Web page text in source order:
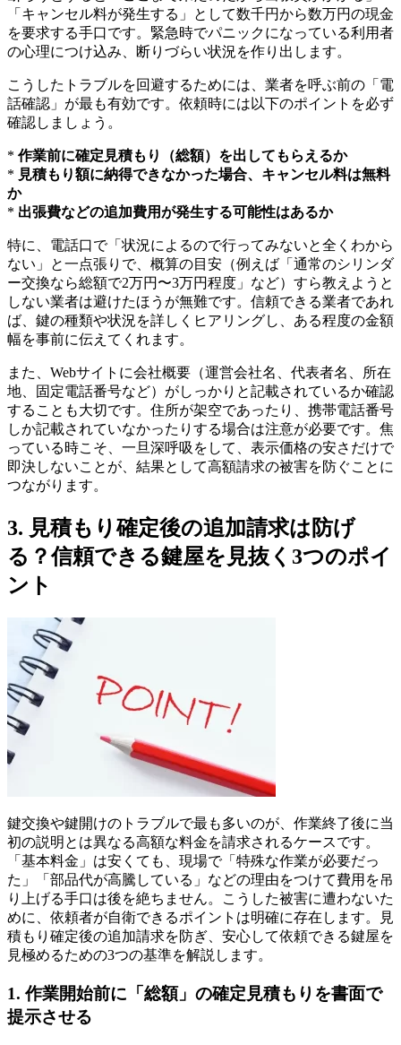
「キャンセル料が発生する」として数千円から数万円の現金
を要求する手口です。緊急時でパニックになっている利用者
の心理につけ込み、断りづらい状況を作り出します。
こうしたトラブルを回避するためには、業者を呼ぶ前の「電
話確認」が最も有効です。依頼時には以下のポイントを必ず
確認しましょう。
* 作業前に確定見積もり（総額）を出してもらえるか
* 見積もり額に納得できなかった場合、キャンセル料は無料
か
* 出張費などの追加費用が発生する可能性はあるか
特に、電話口で「状況によるので行ってみないと全くわから
ない」と一点張りで、概算の目安（例えば「通常のシリンダ
ー交換なら総額で2万円〜3万円程度」など）すら教えようと
しない業者は避けたほうが無難です。信頼できる業者であれ
ば、鍵の種類や状況を詳しくヒアリングし、ある程度の金額
幅を事前に伝えてくれます。
また、Webサイトに会社概要（運営会社名、代表者名、所在
地、固定電話番号など）がしっかりと記載されているか確認
することも大切です。住所が架空であったり、携帯電話番号
しか記載されていなかったりする場合は注意が必要です。焦
っている時こそ、一旦深呼吸をして、表示価格の安さだけで
即決しないことが、結果として高額請求の被害を防ぐことに
つながります。
3. 見積もり確定後の追加請求は防げ
る？信頼できる鍵屋を見抜く3つのポイ
ント
鍵交換や鍵開けのトラブルで最も多いのが、作業終了後に当
初の説明とは異なる高額な料金を請求されるケースです。
「基本料金」は安くても、現場で「特殊な作業が必要だっ
た」「部品代が高騰している」などの理由をつけて費用を吊
り上げる手口は後を絶ちません。こうした被害に遭わないた
めに、依頼者が自衛できるポイントは明確に存在します。見
積もり確定後の追加請求を防ぎ、安心して依頼できる鍵屋を
見極めるための3つの基準を解説します。
1. 作業開始前に「総額」の確定見積もりを書面で
提示させる